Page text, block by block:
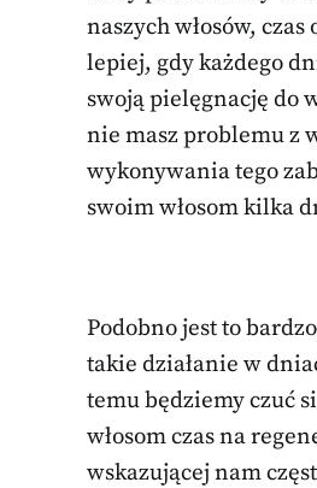
naszych włosów,
lepiej, gdy każdego
swoją pielęgnację do
nie masz problemu z
wykonywania tego
swoim włosom kilka
Podobno jest to
takie działanie w
temu będziemy czuć
włosom czas na
wskazującej nam